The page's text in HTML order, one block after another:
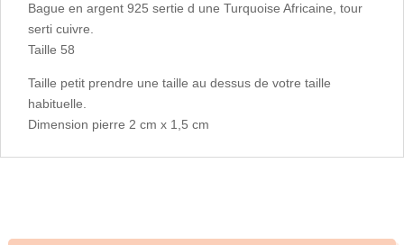
Bague en argent 925 sertie d une Turquoise Africaine, tour
serti cuivre.
Taille 58
Taille petit prendre une taille au dessus de votre taille
habituelle.
Dimension pierre 2 cm x 1,5 cm